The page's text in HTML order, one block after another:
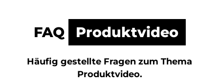
FAQ Produktvideo
Häufig gestellte Fragen zum Thema
Produktvideo.